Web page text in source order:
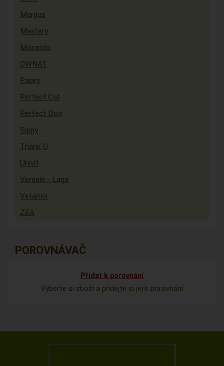
Margus
Mastery
Morando
OWNAT
Papky
Perfect Cat
Perfect Dog
Sippy
Thank´Q
Univit
Versele - Laga
Vetamix
ZEA
POROVNÁVAČ
Přidat k porovnání
Vyberte si zboží a přidejte si jej k porovnání